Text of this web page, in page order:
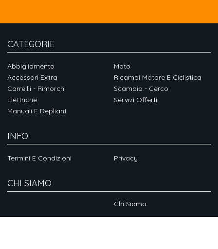
CATEGORIE
Abbigliamento
Accessori Extra
Carrellli - Rimorchi
Elettriche
Manuali E Depliant
Moto
Ricambi Motore E Ciclistica
Scambio - Cerco
Servizi Offerti
INFO
Termini E Condizioni Privacy
CHI SIAMO
Chi Siamo